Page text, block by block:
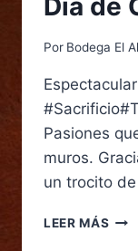
Día de
Por Bodega El
Pasiones
muros.
un trocito
LEER MÁS